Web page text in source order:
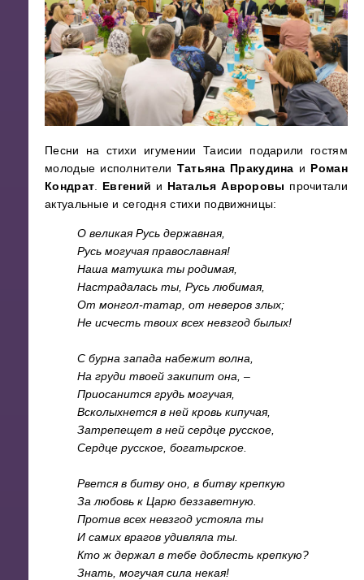
Песни на стихи игумении Таисии подарили гостям
молодые исполнители Татьяна Пракудина и Роман
Кондрат
Евгений и Наталья Авроровы прочитали
актуальные и сегодня стихи подвижницы:
О великая Русь державная,
Русь могучая православная!
Наша матушка ты родимая,
Настрадалась ты, Русь любимая,
От монгол-татар, от неверов злых;
Не исчесть твоих всех невзгод былых!
С бурна запада набежит волна,
На груди твоей закипит она, –
Приосанится грудь могучая,
Всколыхнется в ней кровь кипучая,
Затрепещет в ней сердце русское,
Сердце русское, богатырское.
Рвется в битву оно, в битву крепкую
За любовь к Царю беззаветную.
Против всех невзгод устояла ты
И самих врагов удивляла ты.
Кто ж держал в тебе доблесть крепкую?
Знать, могучая сила некая!